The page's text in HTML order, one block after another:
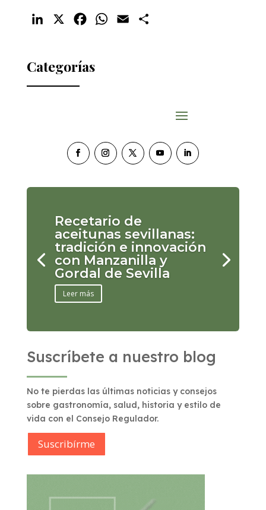
LinkedIn FacebookWhatsApp
Email
Categorías
Recetario de
aceitunas sevillanas:
tradición e innovación
con Manzanilla y
Gordal de Sevilla
Leer más
Suscríbete a nuestro blog
No te pierdas las últimas noticias y consejos
sobre gastronomía, salud, historia y estilo de
vida con el Consejo Regulador.
Suscribírme